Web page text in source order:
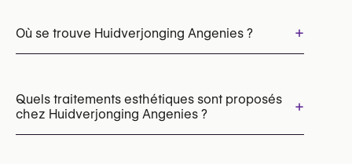
Où se trouve Huidverjonging Angenies ? +
Quels traitements esthétiques sont proposés
chez Huidverjonging Angenies ?
+